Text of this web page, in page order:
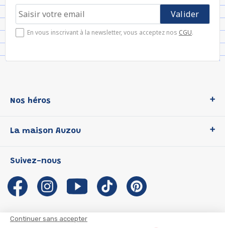
Continuer sans accepter
En vous inscrivant à la newsletter, vous acceptez nos CGU.
Nos héros
P'tit Loup
Les Influenceuses
Migali
Petite Taupe
La maison Auzou
Notre histoire
Auzou s'engage
Auteurs et illustrateurs Auzou
Suivez-nous